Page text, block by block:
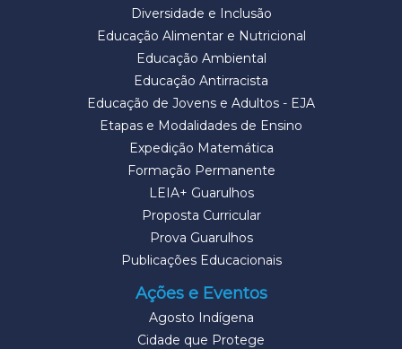
Diversidade e Inclusão
Educação Alimentar e Nutricional
Educação Ambiental
Educação Antirracista
Educação de Jovens e Adultos - EJA
Etapas e Modalidades de Ensino
Expedição Matemática
Formação Permanente
LEIA+ Guarulhos
Proposta Curricular
Prova Guarulhos
Publicações Educacionais
Ações e Eventos
Agosto Indígena
Cidade que Protege